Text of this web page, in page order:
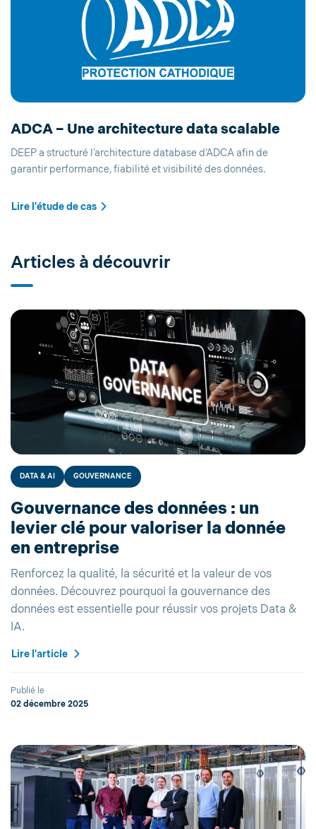
ADCA – Une architecture data scalable
DEEP a structuré l’architecture database d’ADCA afin de
garantir performance, fiabilité et visibilité des données.
Lire l'étude de cas
Articles à découvrir
DATA & AI GOUVERNANCE
Gouvernance des données : un
levier clé pour valoriser la donnée
en entreprise
Renforcez la qualité, la sécurité et la valeur de vos
données. Découvrez pourquoi la gouvernance des
données est essentielle pour réussir vos projets Data &
IA.
Lire l'article
Publié le
02 décembre 2025